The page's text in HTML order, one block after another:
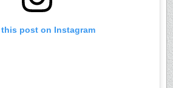
this post on Instagram